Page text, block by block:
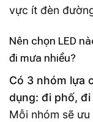
vực ít đèn
Nên chọn LED
đi mưa nhiều?
Có 3 nhóm lựa
dụng: đi phố,
Mỗi nhóm sẽ